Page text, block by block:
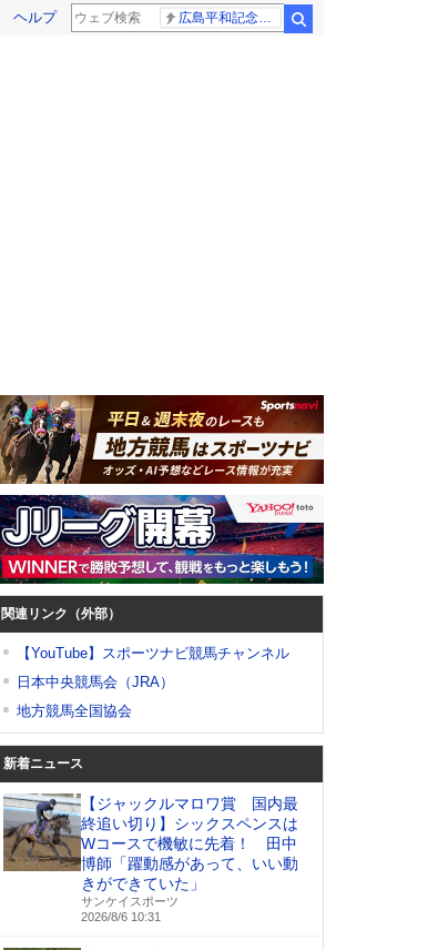
ヘルプ
関連リンク（外部）
【YouTube】スポーツナビ競馬チャンネル
日本中央競馬会（JRA）
地方競馬全国協会
新着ニュース
【ジャックルマロワ賞 国内最
終追い切り】シックスペンスは
Wコースで機敏に先着！ 田中
博師「躍動感があって、いい動
きができていた」
サンケイスポーツ
2026/8/6 10:31